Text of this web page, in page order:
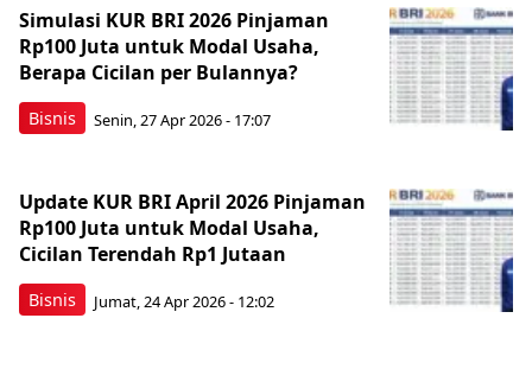
Bisnis
Simulasi KUR BRI 2026 Pinjaman
Rp100 Juta untuk Modal Usaha,
Berapa Cicilan per Bulannya?
Senin, 27 Apr 2026 - 17:07
Bisnis
Update KUR BRI April 2026 Pinjaman
Rp100 Juta untuk Modal Usaha,
Cicilan Terendah Rp1 Jutaan
Jumat, 24 Apr 2026 - 12:02